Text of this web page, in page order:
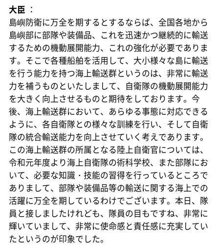
大臣 ：
島嶼防衛に万全を期するとするならば、全国各地から
島嶼部に部隊や装備品、これを迅速かつ継続的に輸送
するための機動展開能力、これの強化が必要でありま
す。そこで各種船舶を活用して、大小様々な島に輸送
を行う能力を持つ海上輸送群というのは、非常に輸送
力を補うものといたしまして、自衛隊の機動展開能力
を大きく向上させるものと期待をしております。今
後、海上輸送群において、あらゆる事態に対応できる
ように、各自衛隊との様々な訓練を行い、そして自衛
隊の統合輸送能力を向上させていく考えであります。
この海上輸送群の所属となる陸上自衛官については、
令和元年度より海上自衛隊の術科学校、また部隊にお
いて、必要な知識・技能の習得を行っているところで
ありまして、部隊や装備品等の輸送に関する海上での
活躍に万全を期しているわけでございます。本日、隊
員と接しましたけれども、隊員の目もですね、非常に
輝いていまして、非常に使命感と責任感に充実してい
たというのが印象でした。